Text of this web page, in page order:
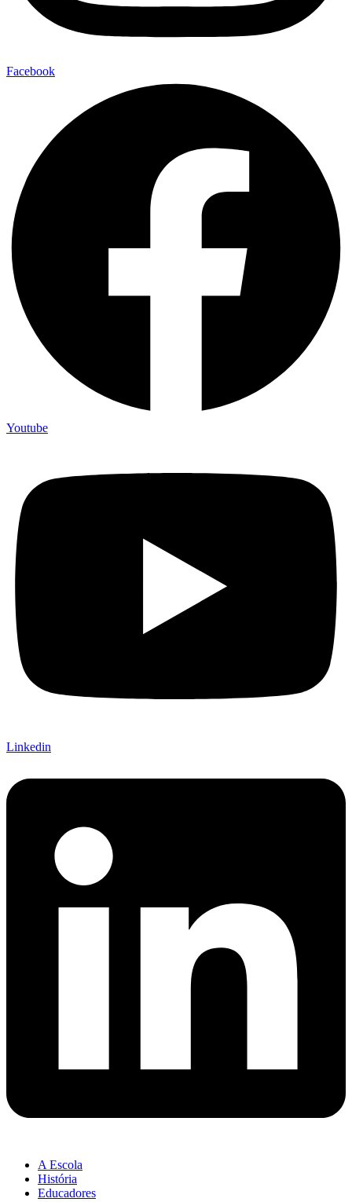
Facebook
Youtube
Linkedin
A Escola
História
Educadores